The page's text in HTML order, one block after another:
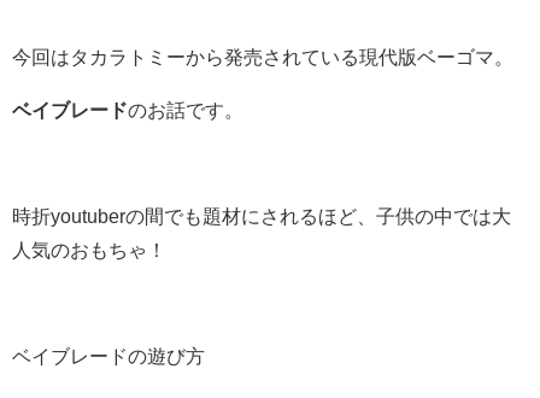
今回はタカラトミーから発売されている現代版ベーゴマ。
ベイブレードのお話です。
時折youtuberの間でも題材にされるほど、子供の中では大
人気のおもちゃ！
ベイブレードの遊び方